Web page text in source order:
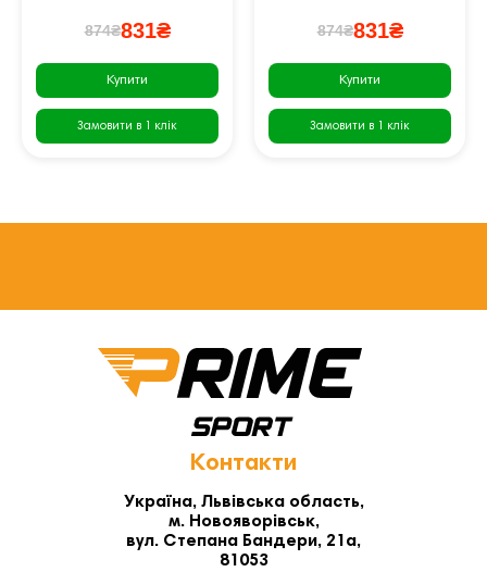
874₴831₴
Купити
Замовити в 1 клік
874₴831₴
Купити
Замовити в 1 клік
Контакти
Україна, Львівська область,
м. Новояворівськ,
вул. Степана Бандери, 21а,
81053